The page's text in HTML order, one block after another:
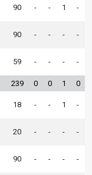
90 - - 1 -
90 - - - -
59 - - - -
239 0 0 1 0
18 - - 1 -
20 - - - -
90 - - - -